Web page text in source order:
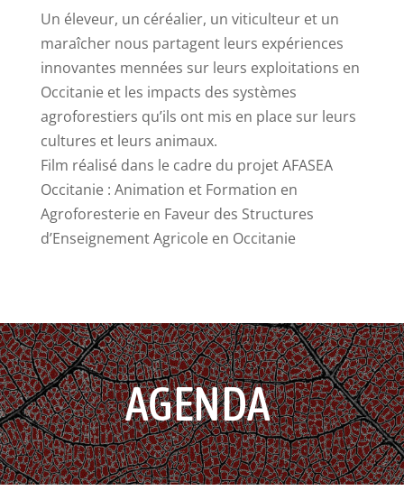
Un éleveur, un céréalier, un viticulteur et un
maraîcher nous partagent leurs expériences
innovantes mennées sur leurs exploitations en
Occitanie et les impacts des systèmes
agroforestiers qu’ils ont mis en place sur leurs
cultures et leurs animaux.
Film réalisé dans le cadre du projet AFASEA
Occitanie : Animation et Formation en
Agroforesterie en Faveur des Structures
d’Enseignement Agricole en Occitanie
AGENDA